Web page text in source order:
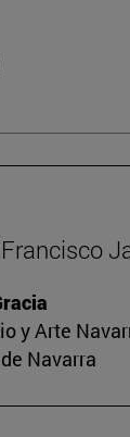
y Arte
Navarra